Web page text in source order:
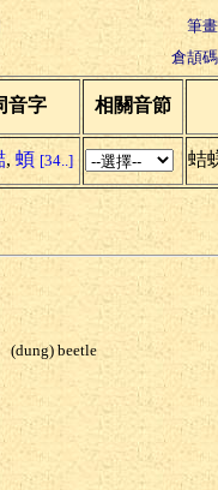
筆
倉頡
音字 相關音節
, 蝢 [34..] 蛣
(dung) beetle